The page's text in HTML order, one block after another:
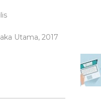
Utama, 2017